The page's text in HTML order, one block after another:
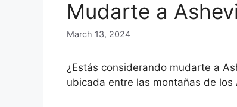
Mudarte a
March 13, 2024
¿Estás considerando mudarte a
ubicada entre las montañas de los